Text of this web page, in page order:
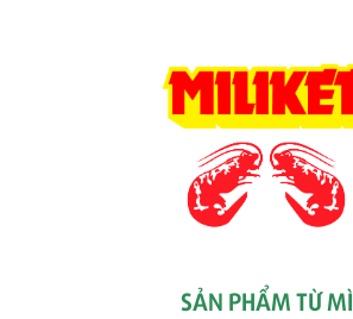
SẢN PHẨM TỪ MÌ